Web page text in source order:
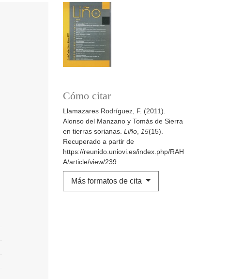
Cómo citar
Llamazares Rodríguez, F. (2011).
Alonso del Manzano y Tomás de Sierra
en tierras sorianas. Liño 15(15).
Recuperado a partir de
https://reunido.uniovi.es/index.php/RAH
A/article/view/239
Más formatos de cita